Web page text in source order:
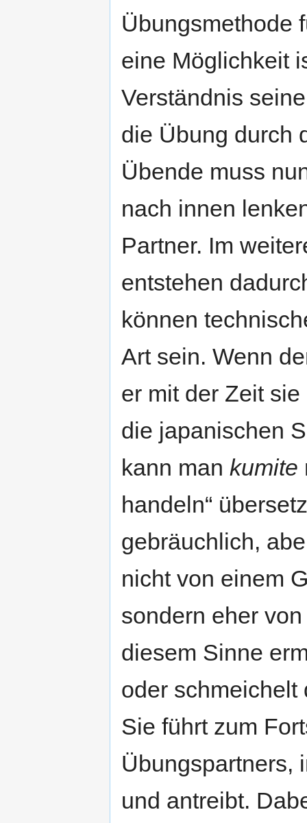
Übungsmethode
eine Möglichkeit
Verständnis
die Übung durch
Übende muss
nach innen
Partner. Im
entstehen
können
Art sein. Wenn
er mit der Zeit
die japanischen
kann man kumite
handeln“
gebräuchlich,
nicht von einem
sondern eher
diesem Sinne
oder schmeichelt
Sie führt zum
Übungspartners,
und antreibt.